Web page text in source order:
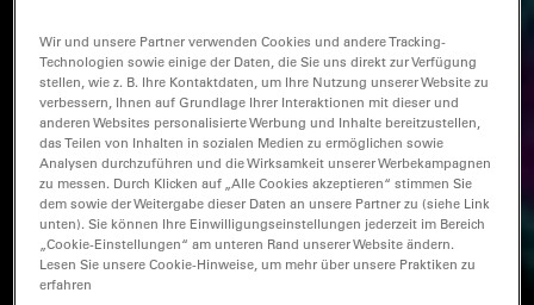
Wir und unsere Partner verwenden Cookies und andere Tracking-
Technologien sowie einige der Daten, die Sie uns direkt zur Verfügung
stellen, wie z. B. Ihre Kontaktdaten, um Ihre Nutzung unserer Website zu
verbessern, Ihnen auf Grundlage Ihrer Interaktionen mit dieser und
anderen Websites personalisierte Werbung und Inhalte bereitzustellen,
das Teilen von Inhalten in sozialen Medien zu ermöglichen sowie
Analysen durchzuführen und die Wirksamkeit unserer Werbekampagnen
zu messen. Durch Klicken auf „Alle Cookies akzeptieren“ stimmen Sie
dem sowie der Weitergabe dieser Daten an unsere Partner zu (siehe Link
unten). Sie können Ihre Einwilligungseinstellungen jederzeit im Bereich
„Cookie-Einstellungen“ am unteren Rand unserer Website ändern.
Lesen Sie unsere Cookie-Hinweise, um mehr über unsere Praktiken zu
erfahren